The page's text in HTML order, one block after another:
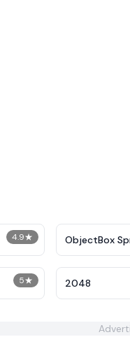
4.9★ ObjectBox
5★ 2048